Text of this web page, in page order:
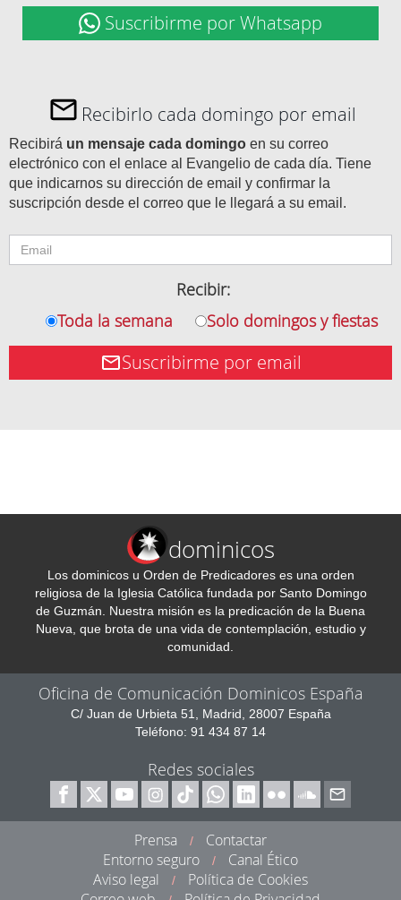
Suscribirme por Whatsapp
Recibirlo cada domingo por email
Recibirá un mensaje cada domingo en su correo
electrónico con el enlace al Evangelio de cada día. Tiene
que indicarnos su dirección de email y confirmar la
suscripción desde el correo que le llegará a su email.
Recibir:
Toda la semana
Solo domingos y fiestas
Suscribirme por email
dominicos
Los dominicos u Orden de Predicadores es una orden
religiosa de la Iglesia Católica fundada por Santo Domingo
de Guzmán. Nuestra misión es la predicación de la Buena
Nueva, que brota de una vida de contemplación, estudio y
comunidad.
Oficina de Comunicación Dominicos España
C/ Juan de Urbieta 51, Madrid, 28007 España
Teléfono: 91 434 87 14
Redes sociales
Prensa /
Contactar
Entorno seguro
/
Canal Ético
Aviso legal
/
Política de Cookies